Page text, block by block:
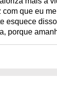
que eu
esquece
porque